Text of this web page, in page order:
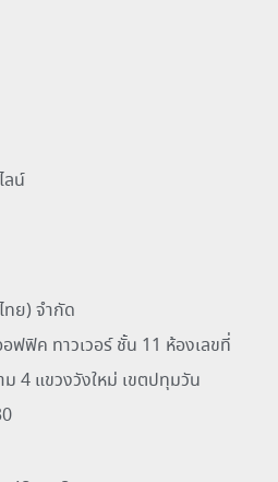
ลน์
ทย) จำกัด
ฟฟิค ทาวเวอร์ ชั้น 11 ห้องเลขที่
4 แขวงวังใหม่ เขตปทุมวัน